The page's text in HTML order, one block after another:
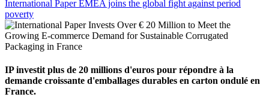
International Paper EMEA joins the global fight against period
poverty
IP investit plus de 20 millions d'euros pour répondre à la
demande croissante d'emballages durables en carton ondulé en
France.